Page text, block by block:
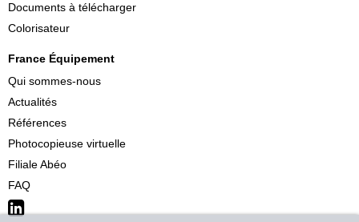
Documents à télécharger
Colorisateur
France Équipement
Qui sommes-nous
Actualités
Références
Photocopieuse virtuelle
Filiale Abéo
FAQ